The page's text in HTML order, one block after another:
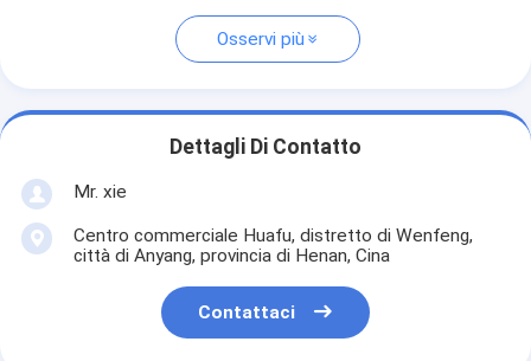
Osservi più
Dettagli Di Contatto
Mr. xie
Centro commerciale Huafu, distretto di Wenfeng,
città di Anyang, provincia di Henan, Cina
Contattaci